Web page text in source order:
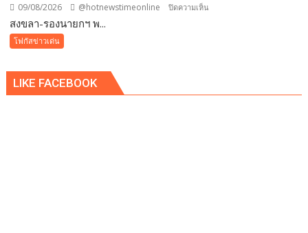
09/08/2026 @hotnewstimeonline ปิดความเห็น
นั่ง
สงขลา-รองนายกฯ พ...
โฟกัสข่าวเด่น
LIKE FACEBOOK